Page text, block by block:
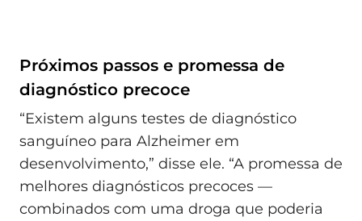
Próximos passos e promessa de
diagnóstico precoce
“Existem alguns testes de diagnóstico
sanguíneo para Alzheimer em
desenvolvimento,” disse ele. “A promessa de
melhores diagnósticos precoces —
combinados com uma droga que poderia